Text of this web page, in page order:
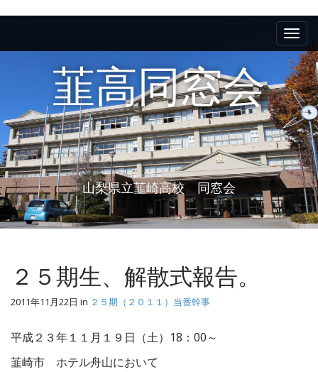
e
n
u
i
c
n
t
e
n
t
韮高同窓会
山梨県立韮崎高校 同窓会
２５期生、解散式報告。
2011年11月22日 in ２５期（２０１１）当番幹事
平成２３年１１月１９日（土）18：00～
韮崎市 ホテル舟山において